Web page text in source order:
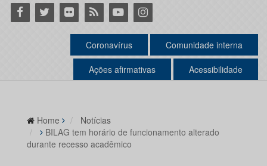
Facebook
Twitter Flickr RSS YoutubeInstagram
Coronavírus Comunidade interna
Ações afirmativas Acessibilidade
Home
Notícias
BILAG tem horário de funcionamento alterado
durante recesso acadêmico